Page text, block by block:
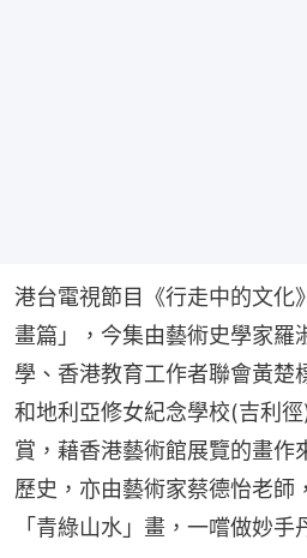
港台電視節目《行走中的文化
畫篇」，今集由藝術史學家羅
學、香港教育工作者聯會黃楚
和地利亞修女紀念學校(吉利
賞，藉香港藝術館展覽的畫作
歷史，亦由藝術家蔡德怡老師
「青綠山水」畫，一嚐做妙手